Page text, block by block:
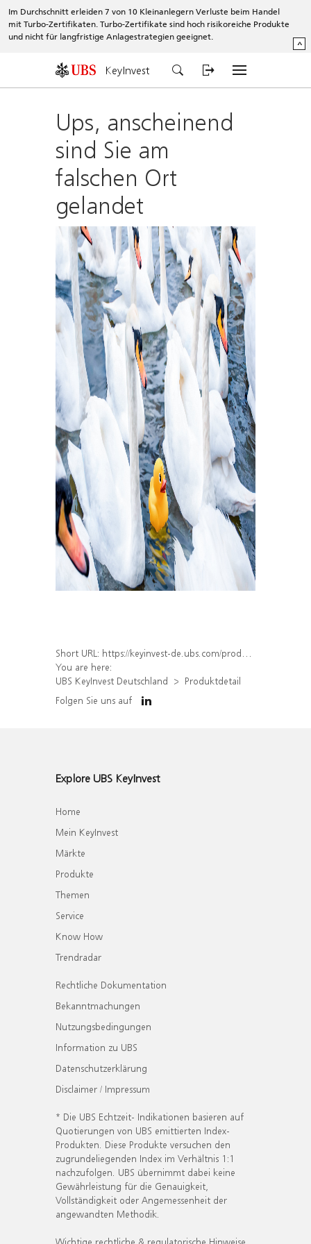
Im Durchschnitt erleiden 7 von 10 Kleinanlegern Verluste beim Handel
mit Turbo-Zertifikaten. Turbo-Zertifikate sind hoch risikoreiche Produkte
und nicht für langfristige Anlagestrategien geeignet.
^
KeyInvest
Ups, anscheinend
sind Sie am
falschen Ort
gelandet
Short URL: https://keyinvest-de.ubs.com/produkt/detail/index/isin/DE000WA8V267
You are here:
UBS KeyInvest Deutschland
Produktdetail
Folgen Sie uns auf
Explore UBS KeyInvest
Home
Mein KeyInvest
Märkte
Produkte
Themen
Service
Know How
Trendradar
Rechtliche Dokumentation
Bekanntmachungen
Nutzungsbedingungen
Information zu UBS
Datenschutzerklärung
Disclaimer / Impressum
* Die UBS Echtzeit- Indikationen basieren auf
Quotierungen von UBS emittierten Index-
Produkten. Diese Produkte versuchen den
zugrundeliegenden Index im Verhältnis 1:1
nachzufolgen. UBS übernimmt dabei keine
Gewährleistung für die Genauigkeit,
Vollständigkeit oder Angemessenheit der
angewandten Methodik.